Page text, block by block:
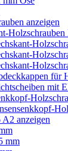
anzeigen
für
mit
A2 anzeigen
mm